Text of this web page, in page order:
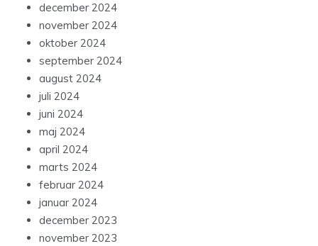
december 2024
november 2024
oktober 2024
september 2024
august 2024
juli 2024
juni 2024
maj 2024
april 2024
marts 2024
februar 2024
januar 2024
december 2023
november 2023